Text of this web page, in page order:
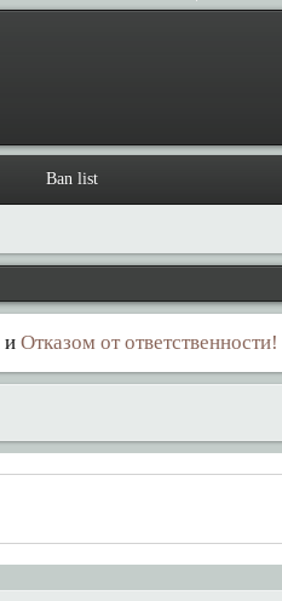
иОтказом от ответственности!
Ban list